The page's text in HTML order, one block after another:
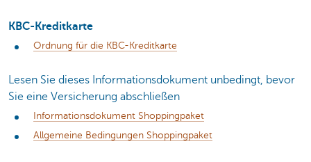
KBC-Kreditkarte
Ordnung für die KBC-Kreditkarte
Lesen Sie dieses Informationsdokument unbedingt, bevor
Sie eine Versicherung abschließen
Informationsdokument Shoppingpaket
Allgemeine Bedingungen Shoppingpaket